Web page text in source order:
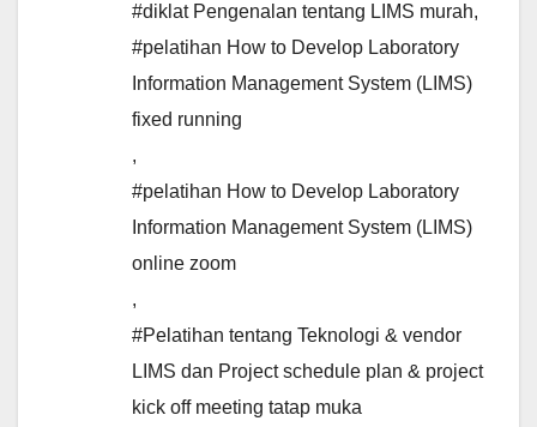
#diklat Pengenalan tentang LIMS murah,
#pelatihan How to Develop Laboratory
Information Management System (LIMS)
fixed running
,
#pelatihan How to Develop Laboratory
Information Management System (LIMS)
online zoom
,
#Pelatihan tentang Teknologi & vendor
LIMS dan Project schedule plan & project
kick off meeting tatap muka